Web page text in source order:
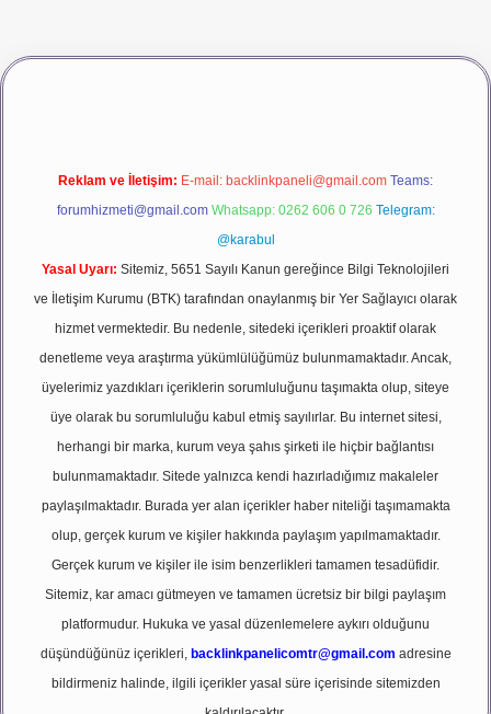
girişbetexper
Reklam ve İletişim: E-mail: backlinkpaneli@gmail.com Teams:
forumhizmeti@gmail.com Whatsapp: 0262 606 0 726 Telegram:
@karabul
Yasal Uyarı: Sitemiz, 5651 Sayılı Kanun gereğince Bilgi Teknolojileri
ve İletişim Kurumu (BTK) tarafından onaylanmış bir Yer Sağlayıcı olarak
hizmet vermektedir. Bu nedenle, sitedeki içerikleri proaktif olarak
denetleme veya araştırma yükümlülüğümüz bulunmamaktadır. Ancak,
üyelerimiz yazdıkları içeriklerin sorumluluğunu taşımakta olup, siteye
üye olarak bu sorumluluğu kabul etmiş sayılırlar. Bu internet sitesi,
herhangi bir marka, kurum veya şahıs şirketi ile hiçbir bağlantısı
bulunmamaktadır. Sitede yalnızca kendi hazırladığımız makaleler
paylaşılmaktadır. Burada yer alan içerikler haber niteliği taşımamakta
olup, gerçek kurum ve kişiler hakkında paylaşım yapılmamaktadır.
Gerçek kurum ve kişiler ile isim benzerlikleri tamamen tesadüfidir.
Sitemiz, kar amacı gütmeyen ve tamamen ücretsiz bir bilgi paylaşım
platformudur. Hukuka ve yasal düzenlemelere aykırı olduğunu
düşündüğünüz içerikleri, backlinkpanelicomtr@gmail.com adresine
bildirmeniz halinde, ilgili içerikler yasal süre içerisinde sitemizden